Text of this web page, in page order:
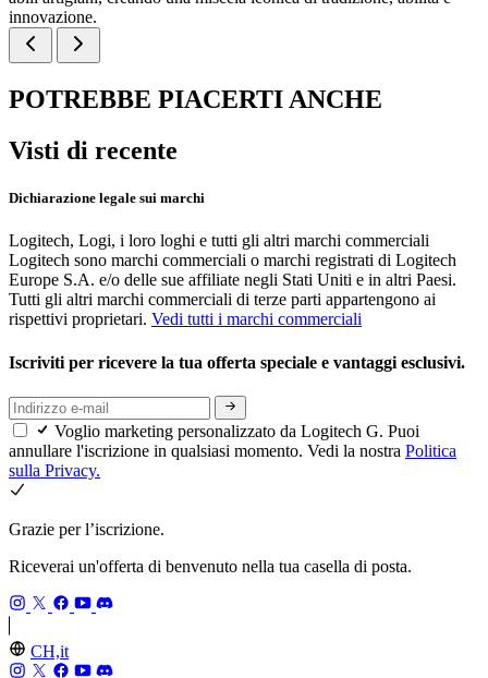
innovazione.
POTREBBE PIACERTI ANCHE
Visti di recente
Dichiarazione legale sui marchi
Logitech, Logi, i loro loghi e tutti gli altri marchi commerciali
Logitech sono marchi commerciali o marchi registrati di Logitech
Europe S.A. e/o delle sue affiliate negli Stati Uniti e in altri Paesi.
Tutti gli altri marchi commerciali di terze parti appartengono ai
rispettivi proprietari. Vedi tutti i marchi commerciali
Iscriviti per ricevere la tua offerta speciale e vantaggi esclusivi.
Voglio marketing personalizzato da Logitech G. Puoi
annullare l'iscrizione in qualsiasi momento. Vedi la nostra Politica
sulla Privacy.
Grazie per l’iscrizione.
Riceverai un'offerta di benvenuto nella tua casella di posta.
CH,it